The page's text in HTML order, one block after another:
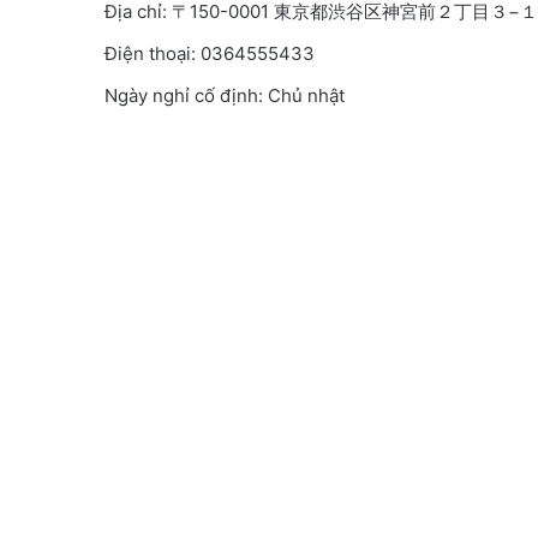
Địa chỉ: 〒150-0001 東京都渋谷区神宮前２丁目３−
Điện thoại: 0364555433
Ngày nghỉ cố định: Chủ nhật